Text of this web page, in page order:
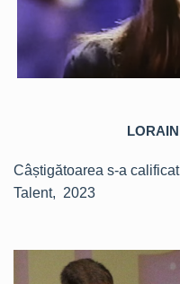
Câștigătoarea s-a
Talent, 2023